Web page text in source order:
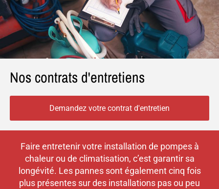
Nos contrats d'entretiens
Demandez votre contrat d'entretien
Faire entretenir votre installation de pompes à
chaleur ou de climatisation, c’est garantir sa
longévité. Les pannes sont également cinq fois
plus présentes sur des installations pas ou peu